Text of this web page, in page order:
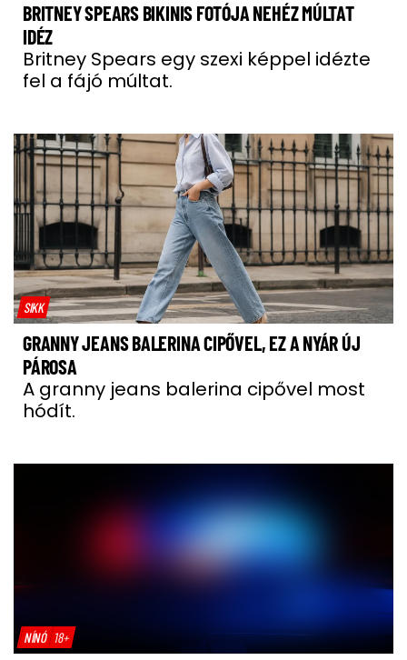
BRITNEY SPEARS BIKINIS FOTÓJA NEHÉZ MÚLTAT
IDÉZ
Britney Spears egy szexi képpel idézte
fel a fájó múltat.
SIKK
GRANNY JEANS BALERINA CIPŐVEL, EZ A NYÁR ÚJ
PÁROSA
A granny jeans balerina cipővel most
hódít.
NÍNÓ 18+